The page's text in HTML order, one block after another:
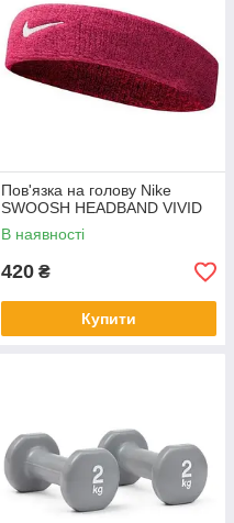
Пов'язка на голову Nike
SWOOSH HEADBAND VIVID
В наявності
420 ₴
Купити